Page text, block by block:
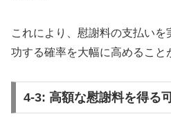
これにより、慰謝料の支払い
功する確率を大幅に高めること
4-3: 高額な慰謝料を得る